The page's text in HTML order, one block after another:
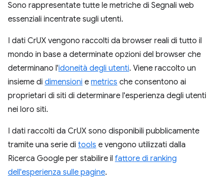
Sono rappresentate tutte le metriche di Segnali web
essenziali incentrate sugli utenti.
I dati CrUX vengono raccolti da browser reali di tutto il
mondo in base a determinate opzioni del browser che
determinano l'idoneità degli utenti. Viene raccolto un
insieme di dimensioni e metrics che consentono ai
proprietari di siti di determinare l'esperienza degli utenti
nei loro siti.
I dati raccolti da CrUX sono disponibili pubblicamente
tramite una serie di tools e vengono utilizzati dalla
Ricerca Google per stabilire il fattore di ranking
dell'esperienza sulle pagine.